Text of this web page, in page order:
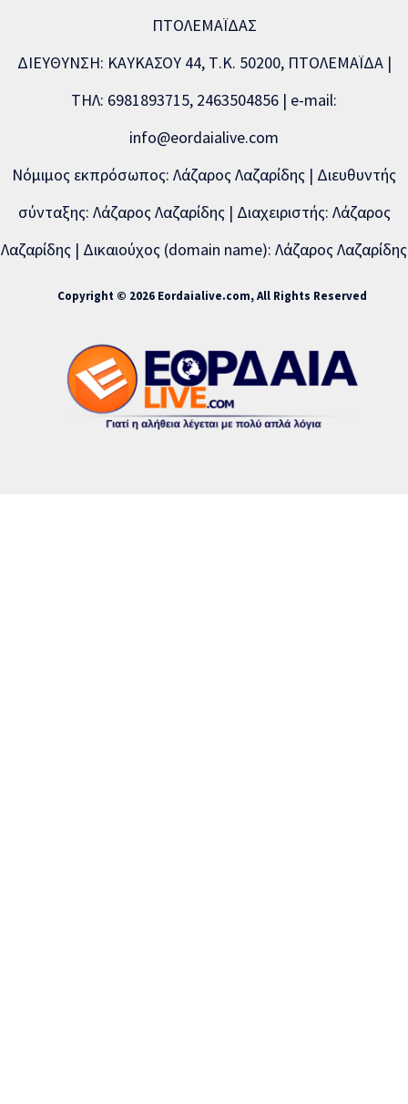
ΠΤΟΛΕΜΑΪΔΑΣ
ΔΙΕΥΘΥΝΣΗ: ΚΑΥΚΑΣΟΥ 44, Τ.Κ. 50200, ΠΤΟΛΕΜΑΪΔΑ |
ΤΗΛ: 6981893715, 2463504856 | e-mail:
info@eordaialive.com
Νόμιμος εκπρόσωπος: Λάζαρος Λαζαρίδης | Διευθυντής
σύνταξης: Λάζαρος Λαζαρίδης | Διαχειριστής: Λάζαρος
Λαζαρίδης | Δικαιούχος (domain name): Λάζαρος Λαζαρίδης
Copyright © 2026 Eordaialive.com, All Rights Reserved